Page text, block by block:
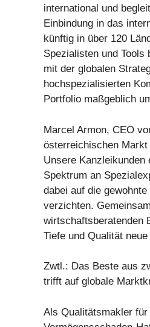
international und
Einbindung in das
künftig in über 120
Spezialisten und
mit der globalen
hochspezialisierten
Portfolio maßgeblich
Marcel Armon, CEO
österreichischen Markt
Unsere Kanzleikunden
Spektrum an
dabei auf die
verzichten.
wirtschaftsberatenden
Tiefe und Qualität
Zwtl.: Das Beste aus
trifft auf globale
Als Qualitätsmakler